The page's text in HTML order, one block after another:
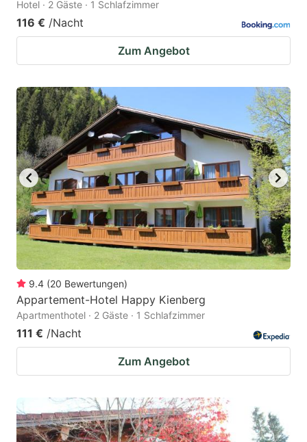
Hotel · 2 Gäste · 1 Schlafzimmer
116 € /Nacht
Zum Angebot
9.4 (20 Bewertungen)
Appartement-Hotel Happy Kienberg
Apartmenthotel · 2 Gäste · 1 Schlafzimmer
111 € /Nacht
Zum Angebot